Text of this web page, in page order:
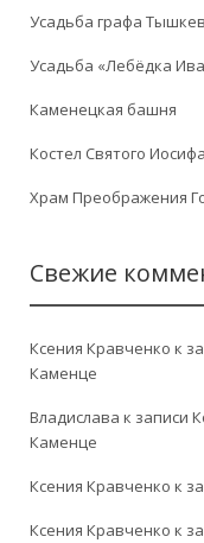
Усадьба графа
Усадьба «Лебёдка
Каменецкая башня
Костел Святого Иосифа
Храм Преображения
Свежие
Ксения Кравченко к
Каменце
Владислава к записи
Каменце
Ксения Кравченко к
Ксения Кравченко к